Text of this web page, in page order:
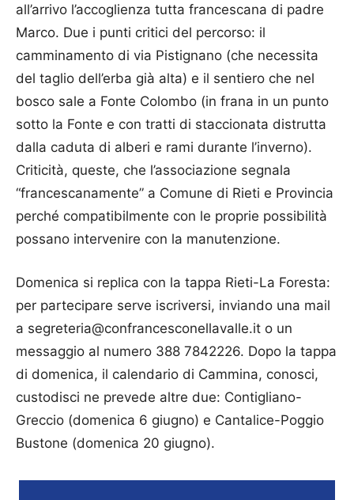
all’arrivo l’accoglienza tutta francescana di padre
Marco. Due i punti critici del percorso: il
camminamento di via Pistignano (che necessita
del taglio dell’erba già alta) e il sentiero che nel
bosco sale a Fonte Colombo (in frana in un punto
sotto la Fonte e con tratti di staccionata distrutta
dalla caduta di alberi e rami durante l’inverno).
Criticità, queste, che l’associazione segnala
“francescanamente” a Comune di Rieti e Provincia
perché compatibilmente con le proprie possibilità
possano intervenire con la manutenzione.
Domenica si replica con la tappa Rieti-La Foresta:
per partecipare serve iscriversi, inviando una mail
a segreteria@confrancesconellavalle.it o un
messaggio al numero 388 7842226. Dopo la tappa
di domenica, il calendario di Cammina, conosci,
custodisci ne prevede altre due: Contigliano-
Greccio (domenica 6 giugno) e Cantalice-Poggio
Bustone (domenica 20 giugno).